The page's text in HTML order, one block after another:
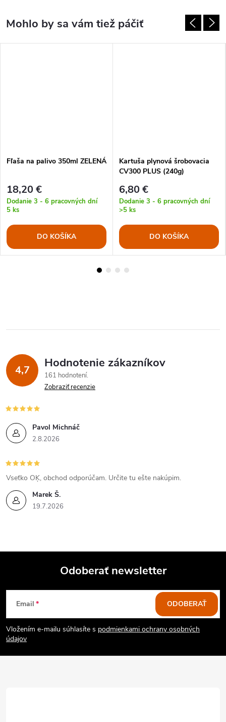
Fľaša na palivo 350ml ZELENÁ
18,20 €
Dodanie 3 - 6 pracovných dní
5 ks
DO KOŠÍKA
Kartuša plynová šrobovacia
CV300 PLUS (240g)
6,80 €
Dodanie 3 - 6 pracovných dní
>5 ks
DO KOŠÍKA
4,7 Hodnotenie zákazníkov
161 hodnotení
Zobraziť recenzie
Pavol Michnáč
2.8.2026
Marek Š.
19.7.2026
Vseťko OĶ, obchod odporúčam. Určite tu ešte nakúpim.
Z
á
p
Odoberať newsletter
Email
Vložením e-mailu súhlasíte s podmienkami ochrany osobných
údajov
ODOBERAŤ